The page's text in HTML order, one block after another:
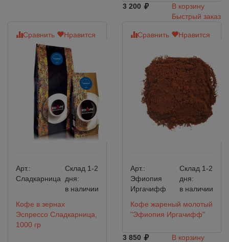
3 200
В корзину
Быстрый заказ
Сравнить Нравится
Арт.:
Сладкарница
Склад 1-2
дня:
в наличии
Кофе в зернах
Эспрессо Сладкарница,
1000 гр
Сравнить Нравится
Арт.:
Эфиопия
Иргачифф
Склад 1-2
дня:
в наличии
Кофе жареный молотый
"Эфиопия Иргачифф"
3 850 В корзину